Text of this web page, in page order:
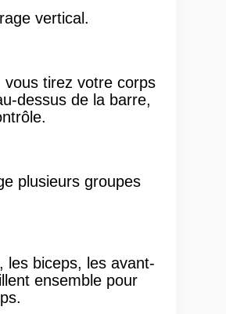
vertical.
tirez votre corps
dessus de la barre,
plusieurs groupes
les biceps, les avant-
ensemble pour